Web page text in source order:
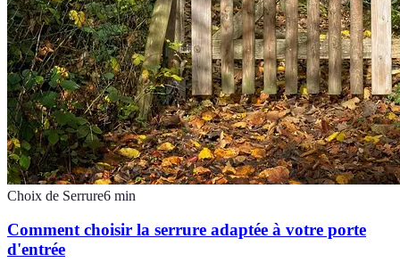
Choix de Serrure6 min
Comment choisir la serrure adaptée à votre porte
d'entrée